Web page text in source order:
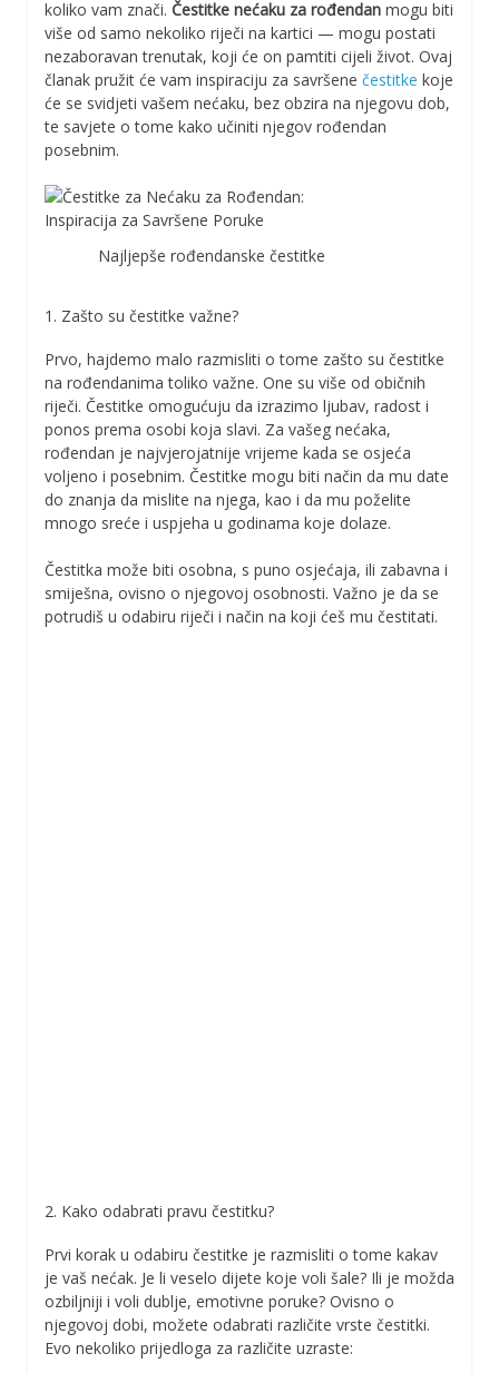
koliko vam znači. Čestitke nećaku za rođendan mogu biti
više od samo nekoliko riječi na kartici — mogu postati
nezaboravan trenutak, koji će on pamtiti cijeli život. Ovaj
članak pružit će vam inspiraciju za savršene čestitke koje
će se svidjeti vašem nećaku, bez obzira na njegovu dob,
te savjete o tome kako učiniti njegov rođendan
posebnim.
Najljepše rođendanske čestitke
1. Zašto su čestitke važne?
Prvo, hajdemo malo razmisliti o tome zašto su čestitke
na rođendanima toliko važne. One su više od običnih
riječi. Čestitke omogućuju da izrazimo ljubav, radost i
ponos prema osobi koja slavi. Za vašeg nećaka,
rođendan je najvjerojatnije vrijeme kada se osjeća
voljeno i posebnim. Čestitke mogu biti način da mu date
do znanja da mislite na njega, kao i da mu poželite
mnogo sreće i uspjeha u godinama koje dolaze.
Čestitka može biti osobna, s puno osjećaja, ili zabavna i
smiješna, ovisno o njegovoj osobnosti. Važno je da se
potrudiš u odabiru riječi i način na koji ćeš mu čestitati.
2. Kako odabrati pravu čestitku?
Prvi korak u odabiru čestitke je razmisliti o tome kakav
je vaš nećak. Je li veselo dijete koje voli šale? Ili je možda
ozbiljniji i voli dublje, emotivne poruke? Ovisno o
njegovoj dobi, možete odabrati različite vrste čestitki.
Evo nekoliko prijedloga za različite uzraste: